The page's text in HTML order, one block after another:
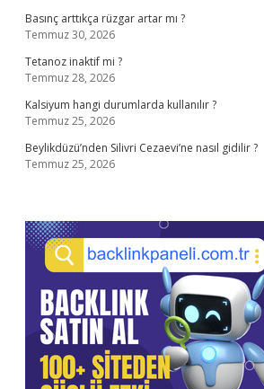
Basınç arttıkça rüzgar artar mı ?
Temmuz 30, 2026
Tetanoz inaktif mi ?
Temmuz 28, 2026
Kalsiyum hangi durumlarda kullanılır ?
Temmuz 25, 2026
Beylikdüzü’nden Silivri Cezaevi’ne nasıl gidilir ?
Temmuz 25, 2026